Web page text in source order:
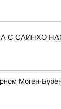
С САИНХО
Моген-